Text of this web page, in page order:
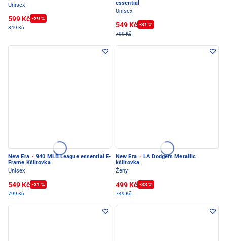
Unisex
599 Kč -29 %
849 Kč
essential
Unisex
549 Kč -31 %
799 Kč
New Era · 940 MLB League essential E-
Frame Kšiltovka
Unisex
549 Kč -31 %
799 Kč
New Era · LA Dodgers Metallic
kšiltovka
Ženy
499 Kč -33 %
749 Kč